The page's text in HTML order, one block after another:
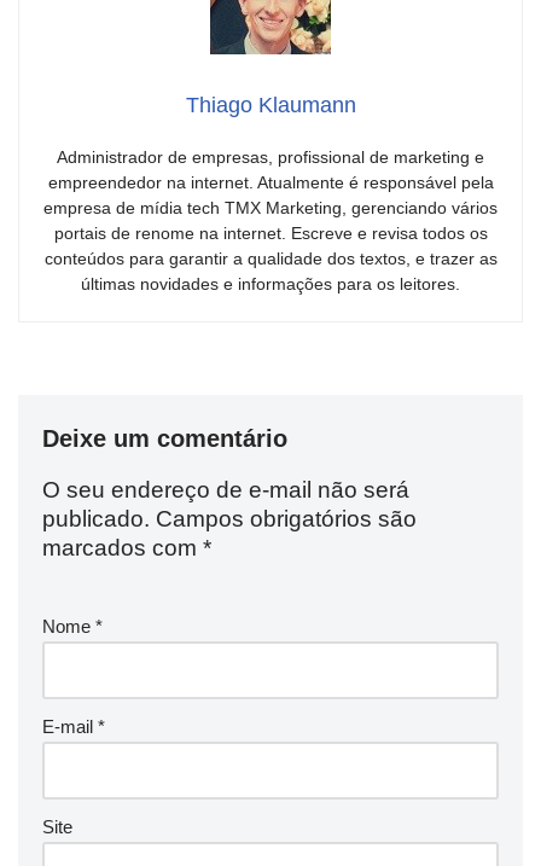
Thiago Klaumann
Administrador de empresas, profissional de marketing e
empreendedor na internet. Atualmente é responsável pela
empresa de mídia tech TMX Marketing, gerenciando vários
portais de renome na internet. Escreve e revisa todos os
conteúdos para garantir a qualidade dos textos, e trazer as
últimas novidades e informações para os leitores.
Deixe um comentário
O seu endereço de e-mail não será
publicado. Campos obrigatórios são
marcados com *
Nome *
E-mail *
Site